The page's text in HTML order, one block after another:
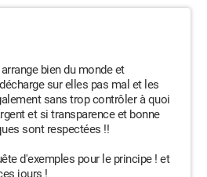
bien du monde et
sur elles pas mal et les
sans trop contrôler à quoi
et si transparence et bonne
sont respectées !!
d'exemples pour le principe ! et
jours !